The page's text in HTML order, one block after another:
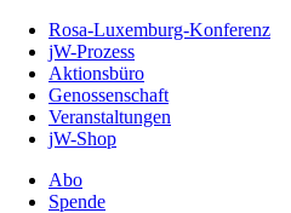
Inhalt
Seite
Rosa-Luxemburg-Konferenz
jW-Prozess
Aktionsbüro
Genossenschaft
Veranstaltungen
jW-Shop
Abo
Spende